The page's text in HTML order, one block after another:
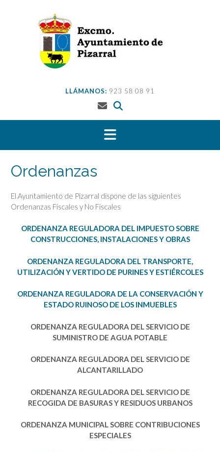
LLÁMANOS: 923 58 08 91
Ordenanzas
El Ayuntamiento de Pizarral dispone de las siguientes
Ordenanzas Fiscales y No Fiscales
ORDENANZA REGULADORA DEL IMPUESTO SOBRE
CONSTRUCCIONES, INSTALACIONES Y OBRAS
ORDENANZA REGULADORA DEL TRANSPORTE,
UTILIZACIÓN Y VERTIDO DE PURINES Y ESTIÉRCOLES
ORDENANZA REGULADORA DE LA CONSERVACIÓN Y
ESTADO RUINOSO DE LOS INMUEBLES
ORDENANZA REGULADORA DEL SERVICIO DE
SUMINISTRO DE AGUA POTABLE
ORDENANZA REGULADORA DEL SERVICIO DE
ALCANTARILLADO
ORDENANZA REGULADORA DEL SERVICIO DE
RECOGIDA DE BASURAS Y RESIDUOS URBANOS
ORDENANZA MUNICIPAL SOBRE CONTRIBUCIONES
ESPECIALES